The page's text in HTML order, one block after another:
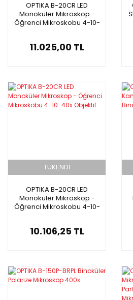
OPTIKA B-20CR LED
Monoküler Mikroskop -
Öğrenci Mikroskobu 4-10-
11.025,00 TL
TÜKENDİ
OPTIKA B-20CR LED
Monoküler Mikroskop -
Öğrenci Mikroskobu 4-10-
10.106,25 TL